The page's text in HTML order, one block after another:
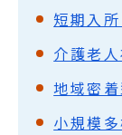
介護老
地域密
小規模